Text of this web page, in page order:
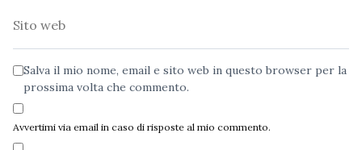
Salva il mio nome, email e sito web in questo browser per la
prossima volta che commento.
Avvertimi via email in caso di risposte al mio commento.